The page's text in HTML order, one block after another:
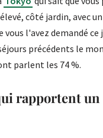
côté jardin, avec
vous l'avez demandé
précédents le
parlent les 74 %.
rapportent